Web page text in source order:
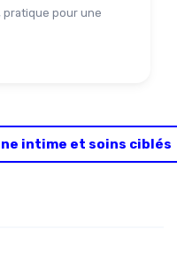
pratique pour une
intime et soins ciblés